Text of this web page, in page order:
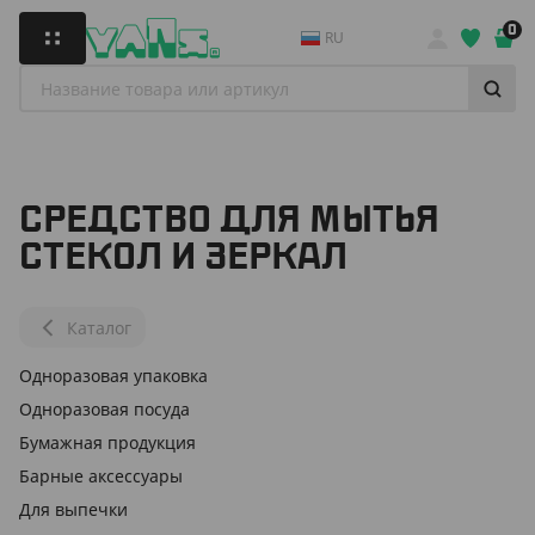
RU 0
СРЕДСТВО ДЛЯ МЫТЬЯ
СТЕКОЛ И ЗЕРКАЛ
Каталог
Одноразовая упаковка
Одноразовая посуда
Бумажная продукция
Барные аксессуары
Для выпечки